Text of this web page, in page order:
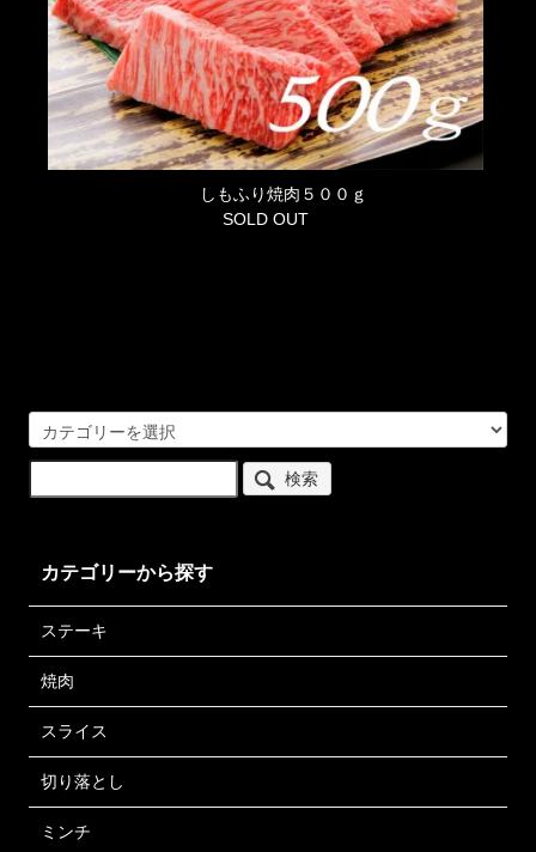
しもふり焼肉５００ｇ
SOLD OUT
検索
カテゴリーから探す
ステーキ
焼肉
スライス
切り落とし
ミンチ